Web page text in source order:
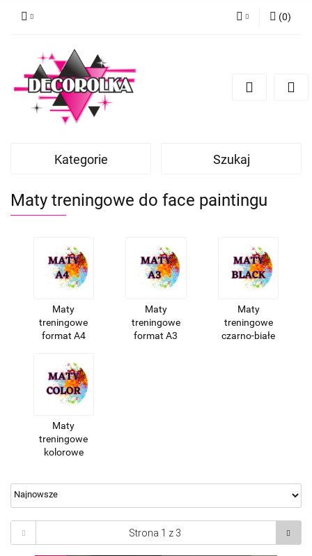
Dodaj zgłoszenie
(0)
Kategorie Szukaj
Maty treningowe do face paintingu
Maty
treningowe
format A4
Maty
treningowe
format A3
Maty
treningowe
czarno-białe
Maty
treningowe
kolorowe